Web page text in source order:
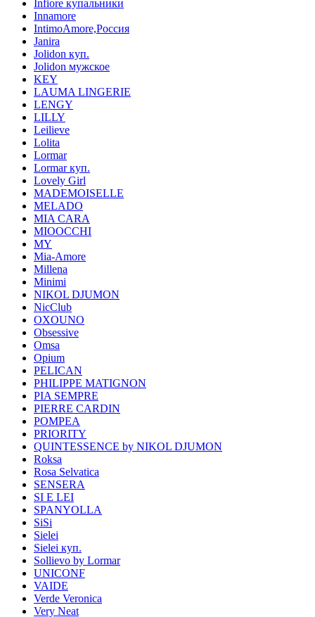
Infiore купальники
Innamore
IntimoAmore,Россия
Janira
Jolidon куп.
Jolidon мужское
KEY
LAUMA LINGERIE
LENGY
LILLY
Leilieve
Lolita
Lormar
Lormar куп.
Lovely Girl
MADEMOISELLE
MELADO
MIA CARA
MIOOCCHI
MY
Mia-Amore
Millena
Minimi
NIKOL DJUMON
NicClub
OXOUNO
Obsessive
Omsa
Opium
PELICAN
PHILIPPE MATIGNON
PIA SEMPRE
PIERRE CARDIN
POMPEA
PRIORITY
QUINTESSENCE by NIKOL DJUMON
Roksa
Rosa Selvatica
SENSERA
SI E LEI
SPANYOLLA
SiSi
Sielei
Sielei куп.
Sollievo by Lormar
UNICONF
VAIDE
Verde Veronica
Very Neat